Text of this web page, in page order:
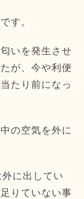
す。
いを発生させ
が、 今や利便
たり前になっ
中の空気を外に
に出してい
りていない事